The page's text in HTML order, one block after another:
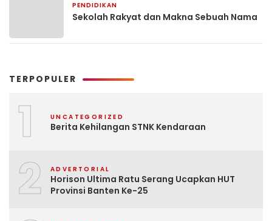
PENDIDIKAN
Sekolah Rakyat dan Makna Sebuah Nama
TERPOPULER
1 UNCATEGORIZED
Berita Kehilangan STNK Kendaraan
2 ADVERTORIAL
Horison Ultima Ratu Serang Ucapkan HUT
Provinsi Banten Ke-25